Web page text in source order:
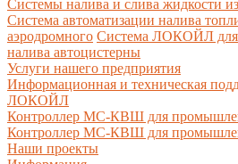
Системы налива и слива жидкости
Система автоматизации налива
аэродромного Система ЛОКОЙЛ для
налива автоцистерны
Услуги нашего предприятия
Информационная и техническая
ЛОКОЙЛ
Контроллер МС-КВШ для
Контроллер МС-КВШ для
Наши проекты